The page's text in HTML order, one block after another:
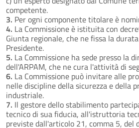
competente.
3. Per ogni componente titolare è
4. La Commissione è istituita con
Giunta regionale, che ne fissa la
Presidente.
5. La Commissione ha sede presso la
dell'ARPAM, che ne cura l'attività di
6. La Commissione può invitare alle
nelle discipline della sicurezza e della
industriale.
7. Il gestore dello stabilimento
tecnico di sua fiducia, all'istruttoria
previste dall'articolo 21, comma 5, del